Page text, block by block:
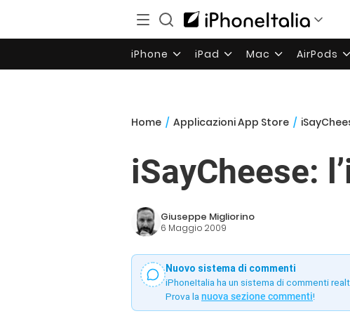
iPhone iPad Mac AirPods
Home / Applicazioni App Store /
iSayCheese:
Giuseppe Migliorino
6 Maggio 2009
Nuovo sistema di commenti
iPhoneItalia ha un sistema di commenti
Prova la nuova sezione commenti!